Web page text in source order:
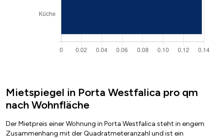
Mietspiegel in Porta Westfalica pro qm
nach Wohnfläche
Der Mietpreis einer Wohnung in Porta Westfalica steht in engem
Zusammenhang mit der Quadratmeteranzahl und ist ein